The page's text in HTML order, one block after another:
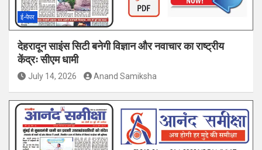
ई-पेपर
देहरादून साइंस सिटी बनेगी विज्ञान और नवाचार का राष्ट्रीय
केंद्रः सीएम धामी
July 14, 2026 Anand Samiksha